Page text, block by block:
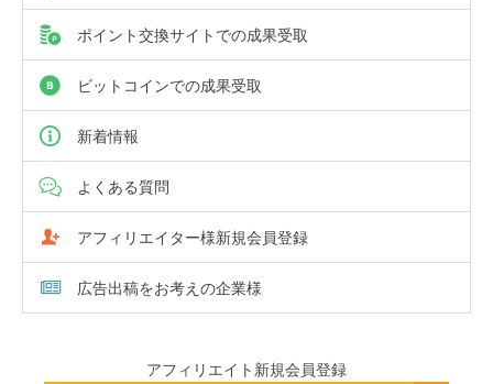
ポイント交換サイトでの成果受取
ビットコインでの成果受取
新着情報
よくある質問
アフィリエイター様新規会員登録
広告出稿をお考えの企業様
アフィリエイト新規会員登録